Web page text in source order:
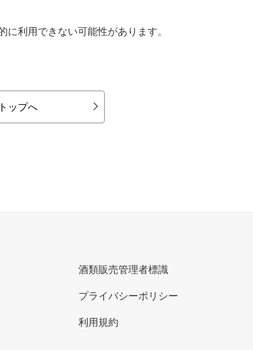
利用できない可能性があります。
ップへ
酒類販売管理者標識
プライバシーポリシー
利用規約